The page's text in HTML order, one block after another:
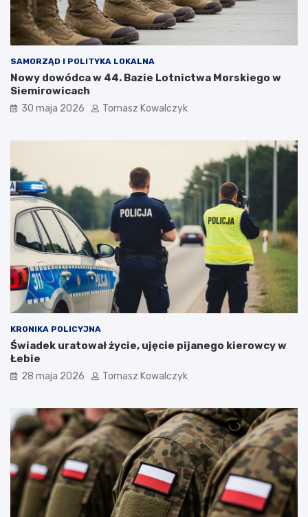
SAMORZĄD I POLITYKA LOKALNA
Nowy dowódca w 44. Bazie Lotnictwa Morskiego w
Siemirowicach
30 maja 2026 Tomasz Kowalczyk
KRONIKA POLICYJNA
Świadek uratował życie, ujęcie pijanego kierowcy w
Łebie
28 maja 2026 Tomasz Kowalczyk